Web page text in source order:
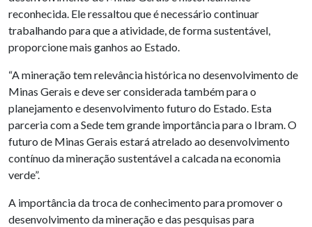
reconhecida. Ele ressaltou que é necessário continuar
trabalhando para que a atividade, de forma sustentável,
proporcione mais ganhos ao Estado.
“A mineração tem relevância histórica no desenvolvimento de
Minas Gerais e deve ser considerada também para o
planejamento e desenvolvimento futuro do Estado. Esta
parceria com a Sede tem grande importância para o Ibram. O
futuro de Minas Gerais estará atrelado ao desenvolvimento
contínuo da mineração sustentável a calcada na economia
verde”.
A importância da troca de conhecimento para promover o
desenvolvimento da mineração e das pesquisas para